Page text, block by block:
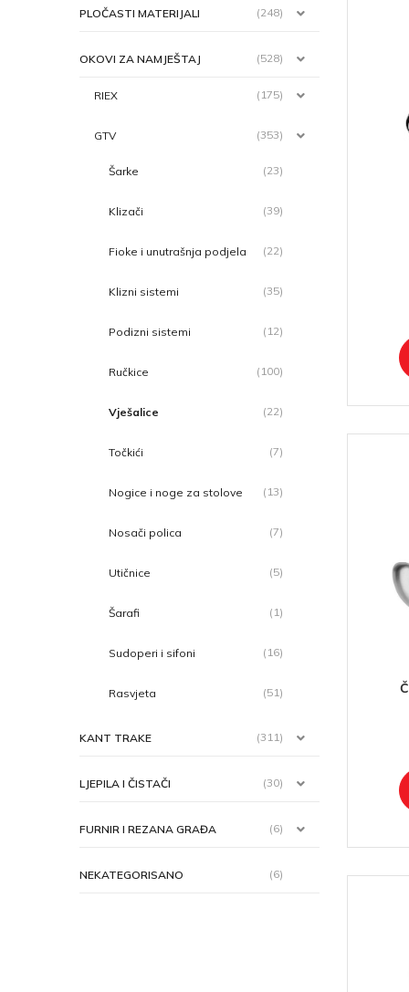
PLOČASTI MATERIJALI (248)
OKOVI ZA NAMJEŠTAJ (528)
RIEX (175)
GTV (353)
Šarke (23)
Klizači (39)
Fioke i unutrašnja podjela (22)
Klizni sistemi (35)
Podizni sistemi (12)
Ručkice (100)
Vješalice (22)
Točkići (7)
Nogice i noge za stolove (13)
Nosači polica (7)
Utičnice (5)
Šarafi (1)
Sudoperi i sifoni (16)
Rasvjeta (51)
KANT TRAKE (311)
LJEPILA I ČISTAČI (30)
FURNIR I REZANA GRAĐA (6)
NEKATEGORISANO (6)